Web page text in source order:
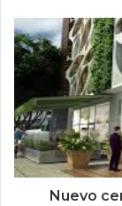
Nuevo